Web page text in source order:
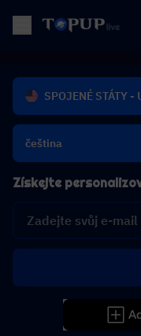
SPOJENÉ STÁTY -
čeština
Získejte